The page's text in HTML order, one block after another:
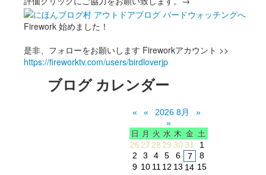
Firework 始めました！
是非、フォローをお願いします Fireworkアカウント >>
https://fireworktv.com/users/birdloverjp
ブログ カレンダー
« « 2026 8月
»
»
日 月 火 水 木 金 土
26 27 28 29 30 31
1
2
3 4 5 6 7
8
9 10 11 12 13 14 15